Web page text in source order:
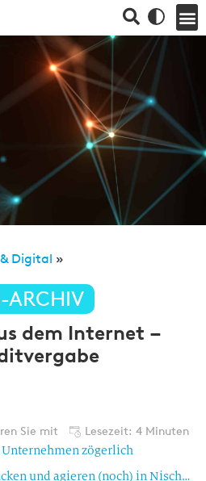
Digital »
ARCHIV
dem Internet –
Sie mit Lesezeit: 4 Minuten
zögerlich
Fintechs besetzen Marktlücken und agieren (noch) in Nischen